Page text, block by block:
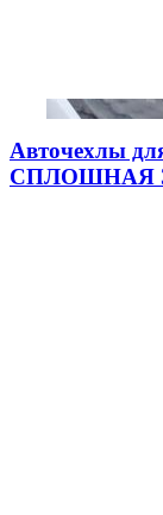
Авточехлы
СПЛОШНАЯ